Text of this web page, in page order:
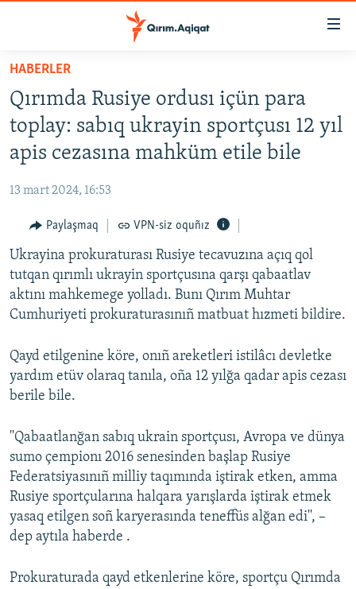
Esas
qaytmaq
Baş
navigatsiyağa
qaytmaq
Qıdıruvğa
HABERLER
SİYASET
İQTİSADİYAT
MEDENİYET
İNSAN AQLARI
VİDEO
SÜRET
BLOGLAR
Русский
QOŞULIÑIZ!
RFE/RS bütün saytları
HABERLER
Qırımda Rusiye ordusı içün para
toplay: sabıq ukrayin sportçusı 12 yıl
apis cezasına mahküm etile bile
13 mart 2024, 16:53
Paylaşmaq VPN-siz oquñız
Ukrayina prokuraturası Rusiye tecavuzına açıq qol
tutqan qırımlı ukrayin sportçusına qarşı qabaatlav
aktını mahkemege yolladı. Bunı Qırım Muhtar
Cumhuriyeti prokuraturasınıñ matbuat hızmeti bildire.
Qayd etilgenine köre, onıñ areketleri istilâcı devletke
yardım etüv olaraq tanıla, oña 12 yılğa qadar apis cezası
berile bile.
''Qabaatlanğan sabıq ukrain sportçusı, Avropa ve dünya
sumo çempionı 2016 senesinden başlap Rusiye
Federatsiyasınıñ milliy taqımında iştirak etken, amma
Rusiye sportçularına halqara yarışlarda iştirak etmek
yasaq etilgen soñ karyerasında teneffüs alğan edi'', –
dep aytıla haberde .
Prokuraturada qayd etkenlerine köre, sportçu Qırımda